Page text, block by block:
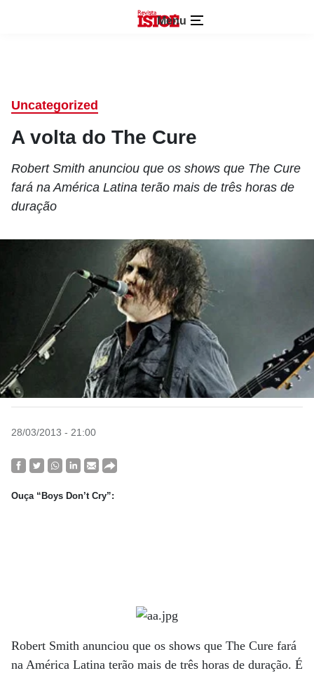
Menu
Uncategorized
A volta do The Cure
Robert Smith anunciou que os shows que The Cure
fará na América Latina terão mais de três horas de
duração
28/03/2013 - 21:00
Ouça “Boys Don’t Cry”:
Robert Smith anunciou que os shows que The Cure fará
na América Latina terão mais de três horas de duração. É